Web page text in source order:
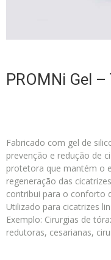
PROMNi Gel
Fabricado com gel de
prevenção e redução de
protetora que mantém o
regeneração das
contribui para o conforto
Utilizado para cicatrizes
Exemplo: Cirurgias de
redutoras, cesarianas,